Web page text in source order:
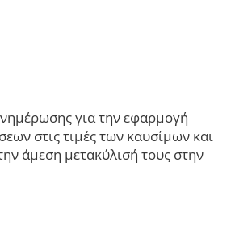
για την εφαρμογή
στις τιμές των καυσίμων και
άμεση μετακύλισή τους στην